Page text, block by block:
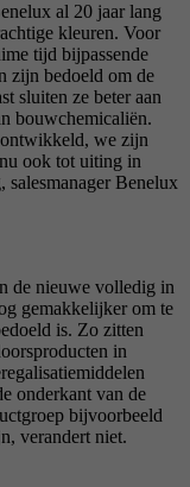
al 20 jaar lang
kleuren. Voor
tijd bijpassende
zijn bedoeld om de
sluiten ze beter aan
bouwchemicaliën.
we zijn
ook tot uiting in
salesmanager Benelux
de nieuwe volledig in
gemakkelijker om te
is. Zo zitten
in
onderkant van de
bijvoorbeeld
verandert niet.